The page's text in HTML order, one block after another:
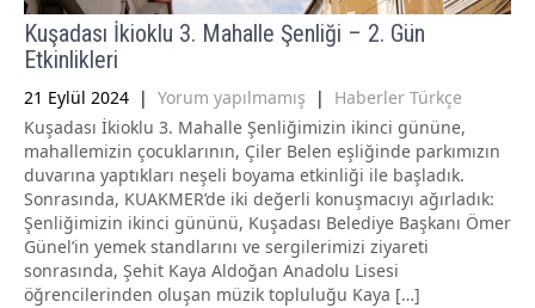
Kuşadası İkioklu 3. Mahalle Şenliği – 2. Gün
Etkinlikleri
21 Eylül 2024 | Yorum yapılmamış | Haberler Türkçe
Kuşadası İkioklu 3. Mahalle Şenliğimizin ikinci gününe,
mahallemizin çocuklarının, Çiler Belen eşliğinde parkımızın
duvarına yaptıkları neşeli boyama etkinliği ile başladık.
Sonrasında, KUAKMER’de iki değerli konuşmacıyı ağırladık:
Şenliğimizin ikinci gününü, Kuşadası Belediye Başkanı Ömer
Günel’in yemek standlarını ve sergilerimizi ziyareti
sonrasında, Şehit Kaya Aldoğan Anadolu Lisesi
öğrencilerinden oluşan müzik topluluğu Kaya […]